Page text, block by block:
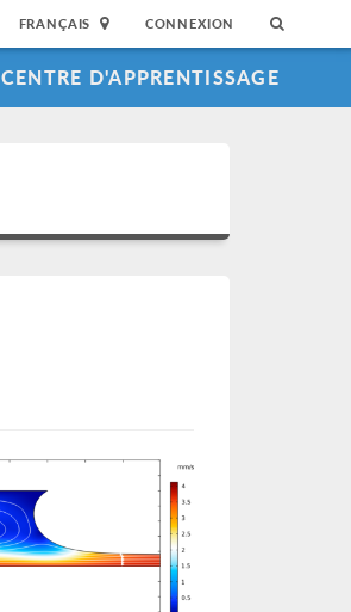
FRANÇAIS CONNEXION
CENTRE D'APPRENTISSAGE